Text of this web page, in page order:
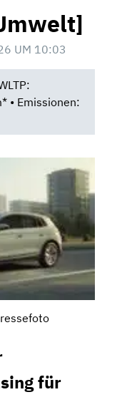
UM 10:03
• Emissionen:
für